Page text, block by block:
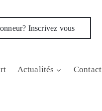
Inscrivez vous
Actualités Contact